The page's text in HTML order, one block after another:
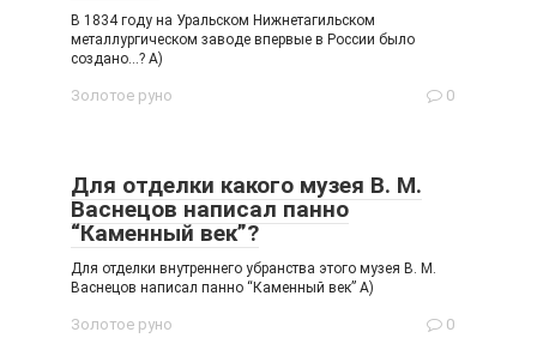
В 1834 году на Уральском Нижнетагильском
металлургическом заводе впервые в России было
создано…? А)
Золотое руно 0
Для отделки какого музея В. М.
Васнецов написал панно
“Каменный век”?
Для отделки внутреннего убранства этого музея В. М.
Васнецов написал панно “Каменный век” А)
Золотое руно 0